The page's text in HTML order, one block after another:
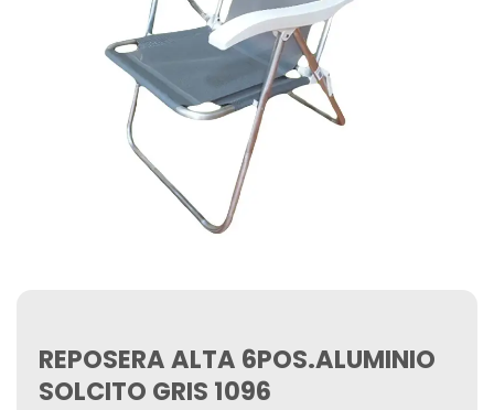
REPOSERA ALTA 6POS.ALUMINIO
SOLCITO GRIS 1096